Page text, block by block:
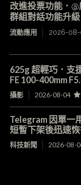
改進投票功能．
群組對話功能升級
流動應用 2026-08-
625g 超輕巧．支
FE 100-400mm
攝影 2026-08-04
Telegram 因單一
短暫下架後迅速
科技新聞 2026-08-